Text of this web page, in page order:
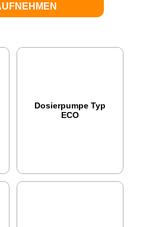
Dosierpumpe Typ
ECO